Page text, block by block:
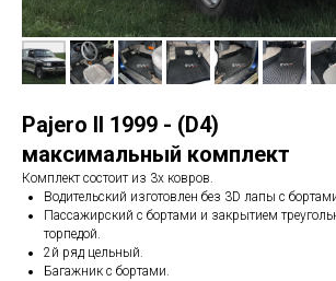
Pajero II 1999 - (D4)
максимальный комплект
Комплект состоит из 3х ковров.
Водительский изготовлен без 3D лапы с
Пассажирский с бортами и закрытием
торпедой.
2й ряд цельный.
Багажник с бортами.